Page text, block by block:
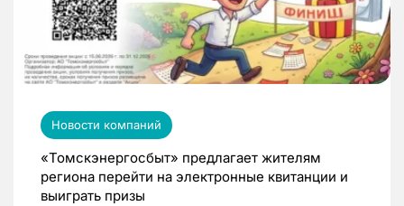
Новости компаний
«Томскэнергосбыт» предлагает жителям
региона перейти на электронные квитанции и
выиграть призы